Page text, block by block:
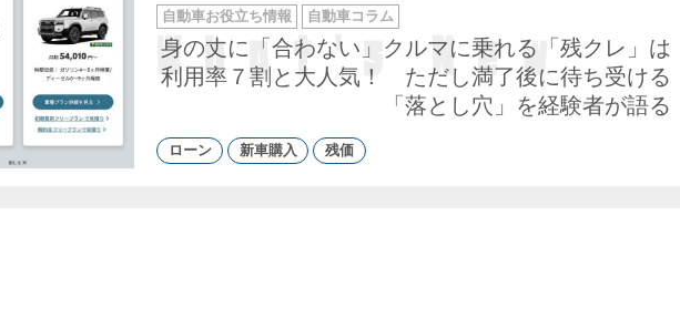
身の丈に「合わない」クルマに乗れる「残クレ」は
利用率７割と大人気！ ただし満了後に待ち受ける
「落とし穴」を経験者が語る
カ
テ
ゴ
リ
ー
自動車お役立ち情報 自動車コラム
ローン 新車購入 残価